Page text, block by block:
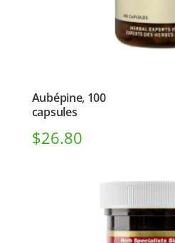
Aubépine, 100
capsules
$26.80